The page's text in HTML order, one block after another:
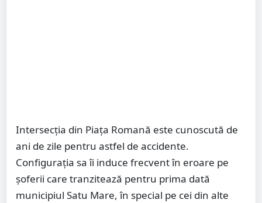
Intersecția din Piața Romană este cunoscută de
ani de zile pentru astfel de accidente.
Configurația sa îi induce frecvent în eroare pe
șoferii care tranzitează pentru prima dată
municipiul Satu Mare, în special pe cei din alte